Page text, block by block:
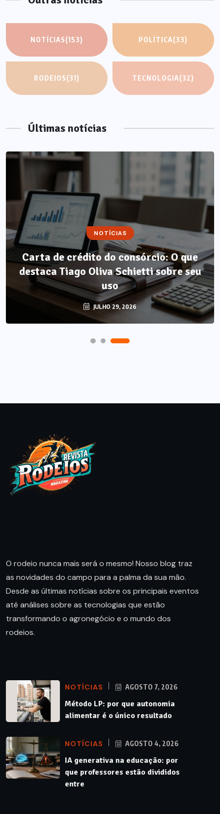
NOTÍCIAS(153) POLÍTICA(33)
RODEIOS(31) TECNOLOGIA(32)
Últimas notícias
NOTÍCIAS
Carta de crédito do consórcio: O que
destaca Tiago Oliva Schietti sobre seu
uso
JULHO 29, 2026
NOTÍCIAS
Método LP: por que autonomia
alimentar é o único resultado que não
regride?
AGOSTO 7, 2026
O rodeio nunca mais será o mesmo! Nosso blog traz
as novidades do campo para a palma da sua mão.
Desde as últimas notícias sobre os principais eventos
até análises sobre as tecnologias que estão
transformando o agronegócio e o mundo dos
rodeios.
NOTÍCIAS AGOSTO 7, 2026
Método LP: por que autonomia
alimentar é o único resultado
NOTÍCIAS AGOSTO 4, 2026
IA generativa na educação: por
que professores estão divididos
entre